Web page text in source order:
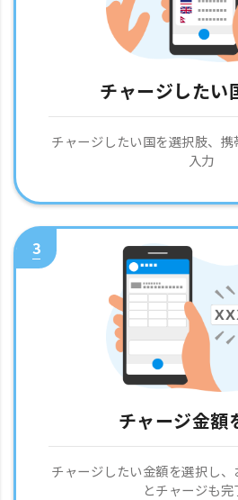
チャージしたい
チャージしたい国を選択肢、
入力
3
チャージ金額
チャージしたい金額を選択し
とチャージも完